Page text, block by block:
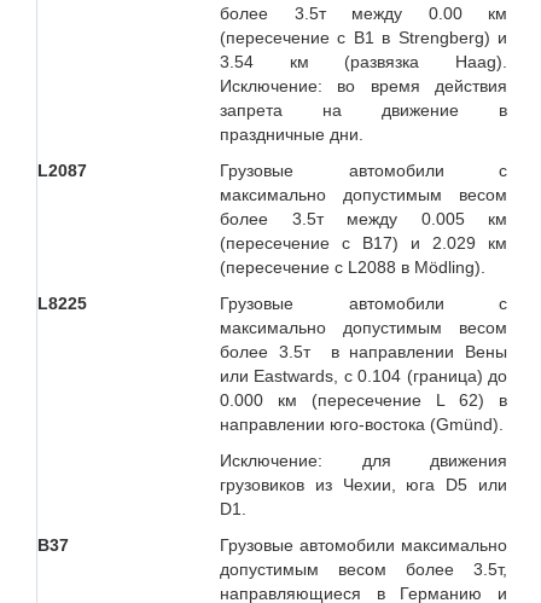
более 3.5т между 0.00 км
(пересечение с B1 в Strengberg) и
3.54 км (развязка Haag).
Исключение: во время действия
запрета на движение в
праздничные дни.
L2087
Грузовые автомобили с
максимально допустимым весом
более 3.5т между 0.005 км
(пересечение с B17) и 2.029 км
(пересечение с L2088 в Mödling).
L8225
Грузовые автомобили с
максимально допустимым весом
более 3.5т в направлении Вены
или Eastwards, c 0.104 (граница) до
0.000 км (пересечение L 62) в
направлении юго-востока (Gmünd).
Исключение: для движения
грузовиков из Чехии, юга D5 или
D1.
B37
Грузовые автомобили максимально
допустимым весом более 3.5т,
направляющиеся в Германию и